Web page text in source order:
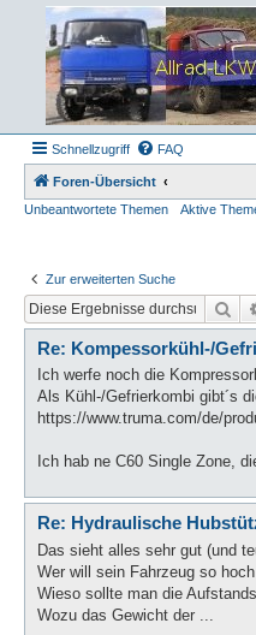
Schnellzugriff FAQ
Foren-Übersicht
Unbeantwortete Themen
Aktive
Zur erweiterten Suche
Re: Kompessorkühl-/
Ich werfe noch die
Als Kühl-/Gefrierkombi gibt´s
https://www.truma.com/de/
Ich hab ne C60 Single Zone,
Re: Hydraulische
Das sieht alles sehr gut (und
Wer will sein Fahrzeug so
Wieso sollte man die
Wozu das Gewicht der ...